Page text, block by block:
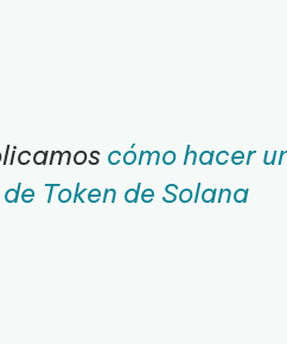
cómo hacer
Token de Solana